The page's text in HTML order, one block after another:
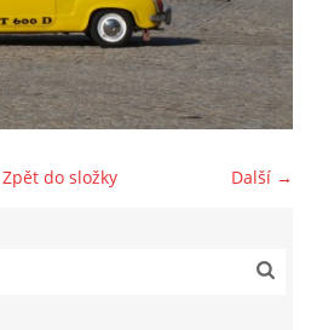
Další →
Zpět do složky